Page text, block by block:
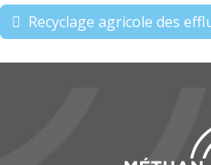
Recyclage agricole des